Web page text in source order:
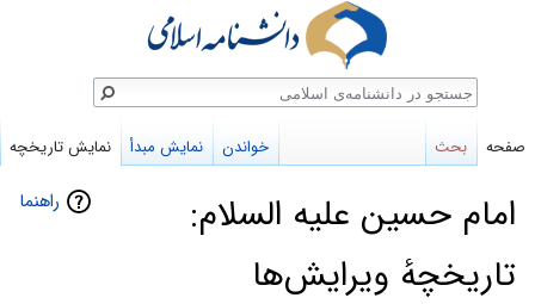
راهنما
امام حسین علیه السلام:
تاریخچهٔ ویرایش‌ها
صفحه بحث خواندن نمایش مبدأ نمایش تاریخچه
جستجو